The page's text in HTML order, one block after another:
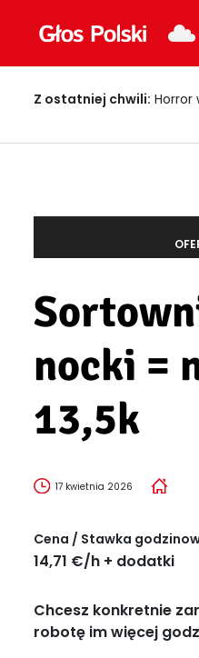
Z ostatniej chwili: Horror
nocki =
13,5k
17 kwietnia 2026
Cena / Stawka
14,71 €/h + dodatki
Chcesz konkretnie
robotę im więcej